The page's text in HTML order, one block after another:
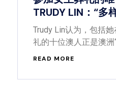
TRUDY LIN：“多
Trudy Lin认为，包括
礼的十位澳人正是澳
READ MORE